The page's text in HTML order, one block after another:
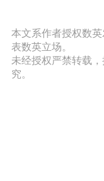
本文系作者授权数
表数英立场。
未经授权严禁转载
究。